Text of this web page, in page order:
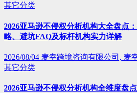
其它分类
2026亚马逊不侵权分析机构大全盘点
略、避坑FAQ及标杆机构实力详解
2026/08/04 麦幸跨境咨询有限公司, 麦
其它分类
2026亚马逊不侵权分析机构全维度盘